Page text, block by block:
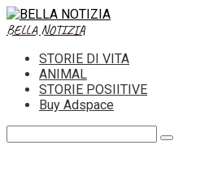
Skip
to
BELLA NOTIZIA
STORIE DI VITA
ANIMAL
STORIE POSIITIVE
Buy Adspace